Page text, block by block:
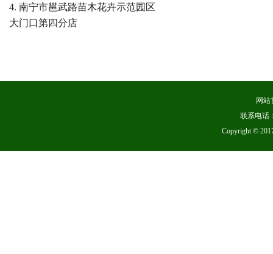
4. 南宁市邕武路苗木花卉示范园区
大门口第四分店
网站
联系电话
Copyright ©